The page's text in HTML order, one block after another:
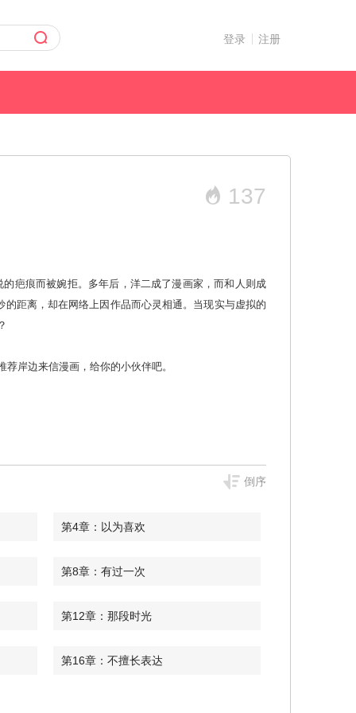
登录 注册
137
疤痕而被婉拒。多年后，洋二成了漫画家，而和人则成
的距离，却在网络上因作品而心灵相通。当现实与虚拟的
岸边来信漫画，给你的小伙伴吧。
倒序
第4章：以为喜欢
第8章：有过一次
第12章：那段时光
第16章：不擅长表达